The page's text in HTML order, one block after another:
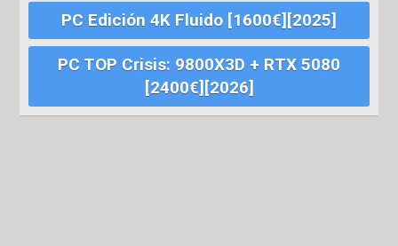
PC Edición 4K Fluido [1600€][2025]
PC TOP Crisis: 9800X3D + RTX 5080
[2400€][2026]